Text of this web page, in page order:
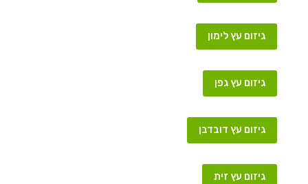
גיזום עץ לימון
גיזום עץ גפן
גיזום עץ דובדבן
גיזום עץ זית